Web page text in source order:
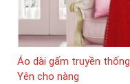
Áo dài gấm truyền
Yên cho nàng